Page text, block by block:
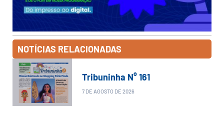
NOTÍCIAS RELACIONADAS
Tribuninha N° 161
7 DE AGOSTO DE 2026